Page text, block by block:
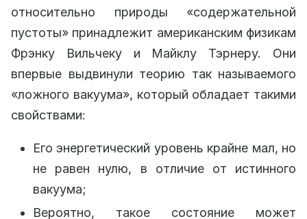
относительно природы «содержательной
пустоты» принадлежит американским физикам
Фрэнку Вильчеку и Майклу Тэрнеру. Они
впервые выдвинули теорию так называемого
«ложного вакуума», который обладает такими
свойствами:
Его энергетический уровень крайне мал, но
не равен нулю, в отличие от истинного
вакуума;
Вероятно, такое состояние может